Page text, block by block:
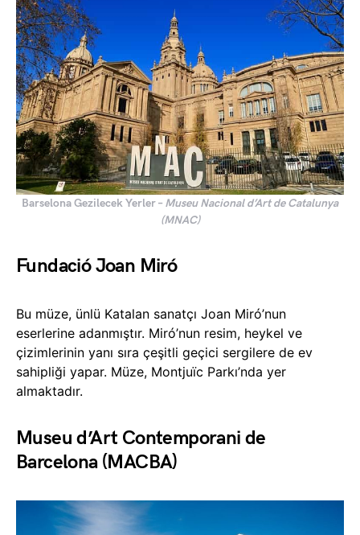
Barselona Gezilecek Yerler – Museu Nacional d’Art de Catalunya
(MNAC)
Fundació Joan Miró
Bu müze, ünlü Katalan sanatçı Joan Miró’nun
eserlerine adanmıştır. Miró’nun resim, heykel ve
çizimlerinin yanı sıra çeşitli geçici sergilere de ev
sahipliği yapar. Müze, Montjuïc Parkı’nda yer
almaktadır.
Museu d’Art Contemporani de
Barcelona (MACBA)